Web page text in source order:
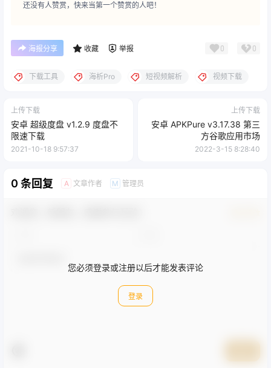
还没有人赞赏，快来当第一个赞赏的人吧！
海报分享 收藏 举报 0 0
下载工具 海析Pro 短视频解析 视频下载
上传下载
安卓 超级度盘 v1.2.9 度盘不
限速下载
2021-10-18 9:57:37
上传下载
安卓 APKPure v3.17.38 第三
方谷歌应用市场
2022-3-15 8:28:40
0 条回复 A 文章作者 M 管理员
您必须登录或注册以后才能发表评论
登录